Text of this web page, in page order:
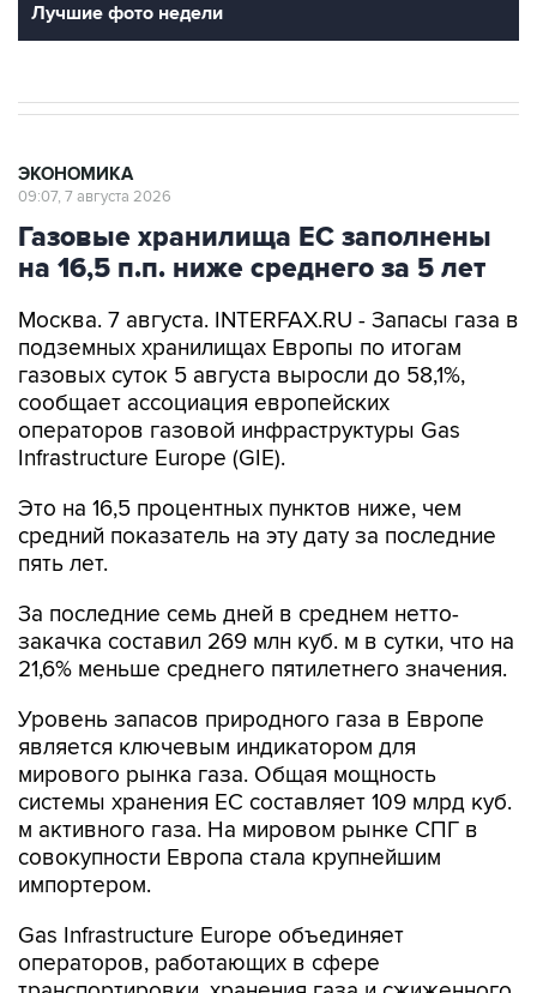
Лучшие фото недели
ЭКОНОМИКА
09:07, 7 августа 2026
Газовые хранилища ЕС заполнены
на 16,5 п.п. ниже среднего за 5 лет
Москва. 7 августа. INTERFAX.RU - Запасы газа в
подземных хранилищах Европы по итогам
газовых суток 5 августа выросли до 58,1%,
сообщает ассоциация европейских
операторов газовой инфраструктуры Gas
Infrastructure Europe (GIE).
Это на 16,5 процентных пунктов ниже, чем
средний показатель на эту дату за последние
пять лет.
За последние семь дней в среднем нетто-
закачка составил 269 млн куб. м в сутки, что на
21,6% меньше среднего пятилетнего значения.
Уровень запасов природного газа в Европе
является ключевым индикатором для
мирового рынка газа. Общая мощность
системы хранения ЕС составляет 109 млрд куб.
м активного газа. На мировом рынке СПГ в
совокупности Европа стала крупнейшим
импортером.
Gas Infrastructure Europe объединяет
операторов, работающих в сфере